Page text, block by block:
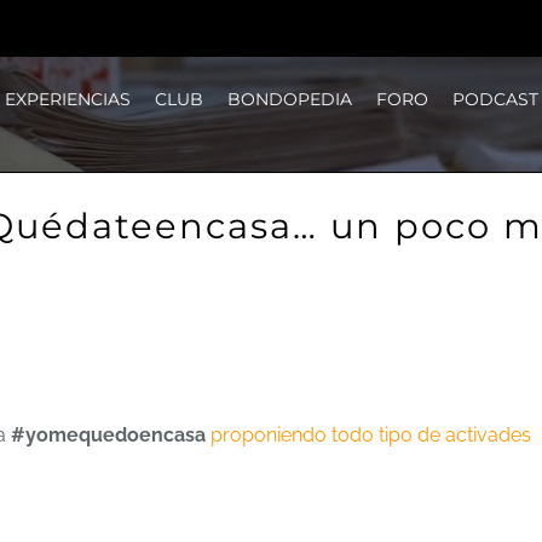
EXPERIENCIAS CLUB BONDOPEDIA FORO PODCAST
un poco
#yomequedoencasa proponiendo todo tipo de activades